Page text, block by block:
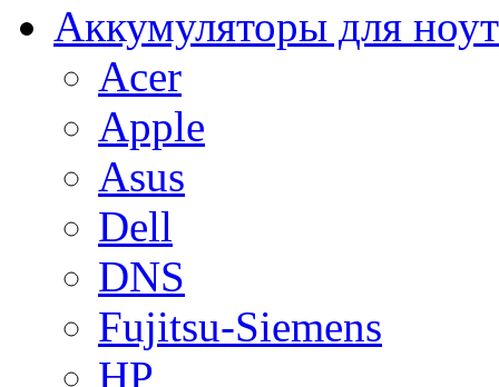
Аккумуляторы для
Acer
Apple
Asus
Dell
DNS
Fujitsu-Siemens
HP